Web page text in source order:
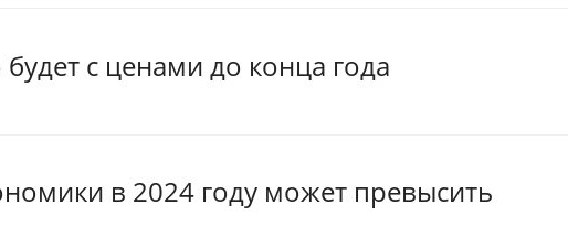
с ценами до конца года
в 2024 году может превысить